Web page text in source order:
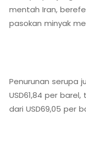
mentah Iran,
pasokan minyak
Penurunan serupa
USD61,84 per
dari USD69,05 per